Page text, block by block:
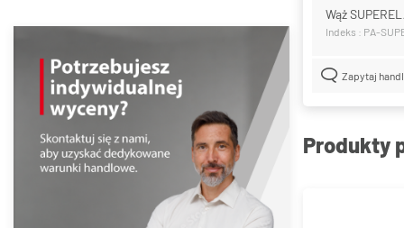
Wąż
Indeks : PA-
Zapytaj
Produkty